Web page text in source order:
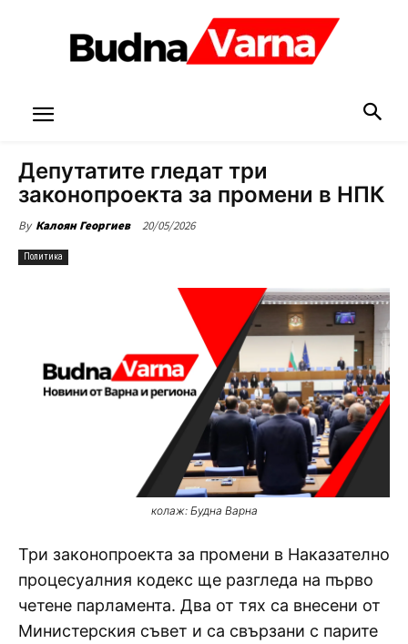
Депутатите гледат три
законопроекта за промени в НПК
By Калоян Георгиев 20/05/2026
Политика
колаж: Будна Варна
Три законопроекта за промени в Наказателно
процесуалния кодекс ще разгледа на първо
четене парламента. Два от тях са внесени от
Министерския съвет и са свързани с парите